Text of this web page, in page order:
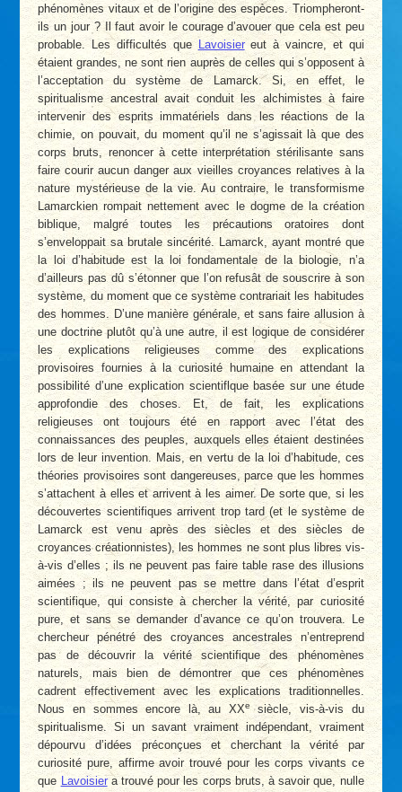
phénomènes vitaux et de l’origine des espèces. Triompheront-
ils un jour ? Il faut avoir le courage d’avouer que cela est peu
probable. Les difficultés que
Lavoisiereut à vaincre, et qui
étaient grandes, ne sont rien auprès de celles qui s’opposent à
l’acceptation du système de Lamarck. Si, en effet, le
spiritualisme ancestral avait conduit les alchimistes à faire
intervenir des esprits immatériels dans les réactions de la
chimie, on pouvait, du moment qu’il ne s’agissait là que des
corps bruts, renoncer à cette interprétation stérilisante sans
faire courir aucun danger aux vieilles croyances relatives à la
nature mystérieuse de la vie. Au contraire, le transformisme
Lamarckien rompait nettement avec le dogme de la création
biblique, malgré toutes les précautions oratoires dont
s’enveloppait sa brutale sincérité. Lamarck, ayant montré que
la loi d’habitude est la loi fondamentale de la biologie, n’a
d’ailleurs pas dû s’étonner que l’on refusât de souscrire à son
système, du moment que ce système contrariait les habitudes
des hommes. D’une manière générale, et sans faire allusion à
une doctrine plutôt qu’à une autre, il est logique de considérer
les explications religieuses comme des explications
provisoires fournies à la curiosité humaine en attendant la
possibilité d’une explication scientiflque basée sur une étude
approfondie des choses. Et, de fait, les explications
religieuses ont toujours été en rapport avec l’état des
connaissances des peuples, auxquels elles étaient destinées
lors de leur invention. Mais, en vertu de la loi d’habitude, ces
théories provisoires sont dangereuses, parce que les hommes
s’attachent à elles et arrivent à les aimer. De sorte que, si les
découvertes scientifiques arrivent trop tard (et le système de
Lamarck est venu après des siècles et des siècles de
croyances créationnistes), les hommes ne sont plus libres vis-
à-vis d’elles ; ils ne peuvent pas faire table rase des illusions
aimées ; ils ne peuvent pas se mettre dans l’état d’esprit
scientifique, qui consiste à chercher la vérité, par curiosité
pure, et sans se demander d’avance ce qu’on trouvera. Le
chercheur pénétré des croyances ancestrales n’entreprend
pas de découvrir la vérité scientifique des phénomènes
naturels, mais bien de démontrer que ces phénomènes
cadrent effectivement avec les explications traditionnelles.
Nous en sommes encore là, au XXesiècle, vis-à-vis du
spiritualisme. Si un savant vraiment indépendant, vraiment
dépourvu d’idées préconçues et cherchant la vérité par
curiosité pure, affirme avoir trouvé pour les corps vivants ce
que
Lavoisiera trouvé pour les corps bruts, à savoir que, nulle